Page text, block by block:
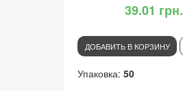
39.01 грн.
ДОБАВИТЬ В КОРЗИНУ
Упаковка: 50